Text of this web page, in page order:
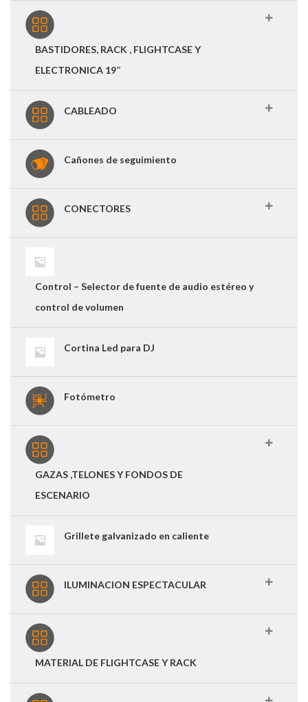
BASTIDORES, RACK , FLIGHTCASE Y
ELECTRONICA 19″
CABLEADO
Cañones de seguimiento
CONECTORES
Control – Selector de fuente de audio estéreo y
control de volumen
Cortina Led para DJ
Fotómetro
GAZAS ,TELONES Y FONDOS DE
ESCENARIO
Grillete galvanizado en caliente
ILUMINACION ESPECTACULAR
MATERIAL DE FLIGHTCASE Y RACK